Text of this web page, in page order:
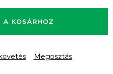
KOSÁRHOZ
Megosztás